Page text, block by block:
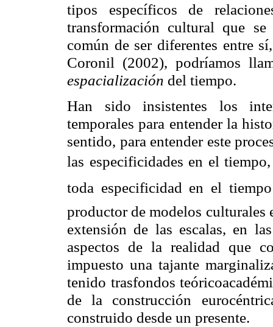
tipos específicos de
transformación cultural que
común de ser diferentes entre
Coronil (2002), podríamos
espacialización del tiempo.
Han sido insistentes los
temporales para entender la
sentido, para entender este
las especificidades en el tiempo,
toda especificidad en el
productor de modelos culturales
extensión de las escalas, en
aspectos de la realidad que
impuesto una tajante
tenido trasfondos
de la construcción
construido desde un presente.